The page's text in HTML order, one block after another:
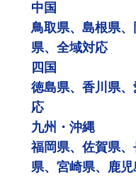
中国
鳥取県、島根県
県、全域対応
四国
徳島県、香川県
応
九州・沖縄
福岡県、佐賀県
県、宮崎県、鹿